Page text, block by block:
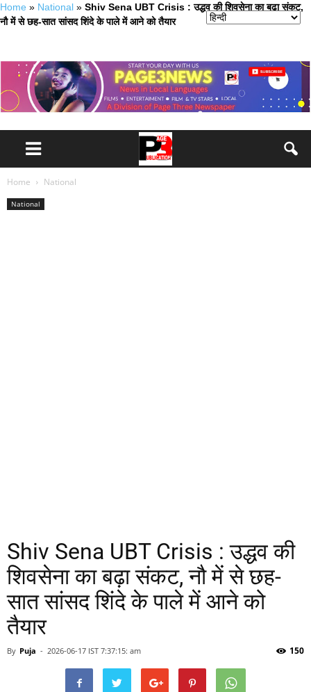
Home » National » Shiv Sena UBT Crisis : उद्धव की शिवसेना का बढ़ा संकट,
नौ में से छह-सात सांसद शिंदे के पाले में आने को तैयार
Home National
National
Shiv Sena UBT Crisis : उद्धव की
शिवसेना का बढ़ा संकट, नौ में से छह-
सात सांसद शिंदे के पाले में आने को
तैयार
By Puja - 2026-06-17 IST 7:37:15: am 150